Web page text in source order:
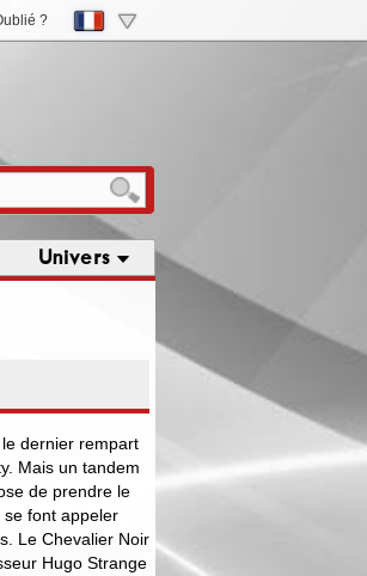
?
Univers
dernier rempart
Mais un tandem
de prendre le
font appeler
Le Chevalier Noir
Hugo Strange